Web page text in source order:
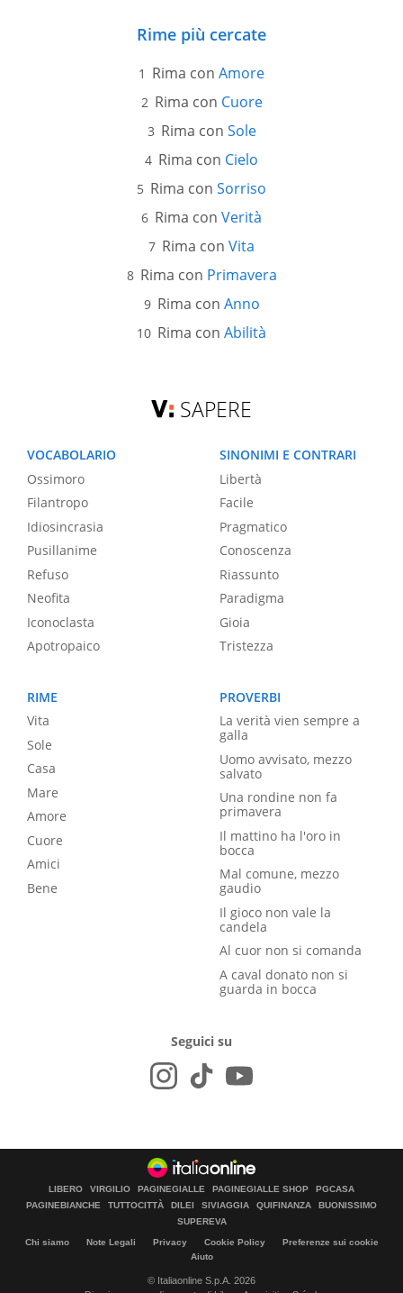
Rime più cercate
Rima con Amore
Rima con Cuore
Rima con Sole
Rima con Cielo
Rima con Sorriso
Rima con Verità
Rima con Vita
Rima con Primavera
Rima con Anno
Rima con Abilità
SAPERE
VOCABOLARIO
Ossimoro
Filantropo
Idiosincrasia
Pusillanime
Refuso
Neofita
Iconoclasta
Apotropaico
SINONIMI E CONTRARI
Libertà
Facile
Pragmatico
Conoscenza
Riassunto
Paradigma
Gioia
Tristezza
RIME
Vita
Sole
Casa
Mare
Amore
Cuore
Amici
Bene
PROVERBI
La verità vien sempre a
galla
Uomo avvisato, mezzo
salvato
Una rondine non fa
primavera
Il mattino ha l'oro in
bocca
Mal comune, mezzo
gaudio
Il gioco non vale la
candela
Al cuor non si comanda
A caval donato non si
guarda in bocca
Seguici su
LIBERO VIRGILIO PAGINEGIALLE PAGINEGIALLE SHOP
PGCASA
PAGINEBIANCHE
TUTTOCITTÀ DILEI SIVIAGGIA QUIFINANZA
BUONISSIMO
SUPEREVA
Chi siamo Note Legali Privacy Cookie Policy
Preferenze sui cookie
Aiuto
© Italiaonline S.p.A. 2026